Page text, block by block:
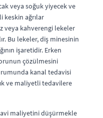
veya soğuk yiyecek ve
keskin ağrılar
veya kahverengi lekeler
Bu lekeler, diş minesinin
işaretidir. Erken
çözülmesini
kanal tedavisi
ve maliyetli tedavilere
maliyetini düşürmekle